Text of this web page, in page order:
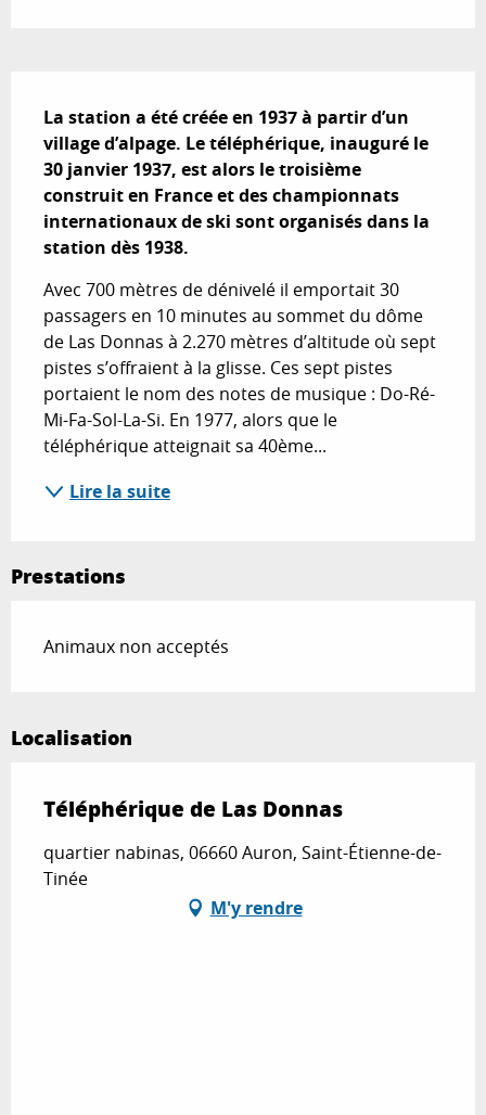
La station a été créée en 1937 à partir d’un
village d’alpage. Le téléphérique, inauguré le
30 janvier 1937, est alors le troisième
construit en France et des championnats
internationaux de ski sont organisés dans la
station dès 1938.
Avec 700 mètres de dénivelé il emportait 30
passagers en 10 minutes au sommet du dôme
de Las Donnas à 2.270 mètres d’altitude où sept
pistes s’offraient à la glisse. Ces sept pistes
portaient le nom des notes de musique : Do-Ré-
Mi-Fa-Sol-La-Si. En 1977, alors que le
téléphérique atteignait sa 40ème...
Lire la suite
Prestations
Animaux non acceptés
Localisation
Téléphérique de Las Donnas
quartier nabinas, 06660 Auron, Saint-Étienne-de-
Tinée
M'y rendre